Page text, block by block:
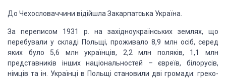
До Чехословаччини відійшла Закарпатська Україна.
За переписом 1931 р. на західноукраїнських землях, що
перебували у складі Польщі, проживало 8,9 млн осіб, серед
яких було 5,6 млн українців, 2,2 млн поляків, 1,1
млн
представників інших національностей – євреїв, білорусів,
німців та ін. Українці в Польщі становили дві громади: греко-